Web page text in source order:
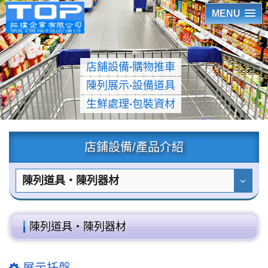
MENU
店舖設備‧購物推車
陳列展示‧設備道具
生鮮處理‧包裝資材
店鋪設備/產品介紹
陳列道具‧陳列器材
陳列道具‧陳列器材